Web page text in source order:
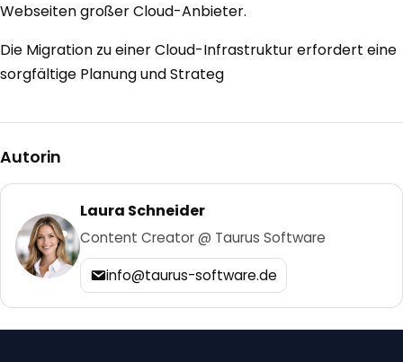
Webseiten großer Cloud-Anbieter.
Die Migration zu einer Cloud-Infrastruktur erfordert eine
sorgfältige Planung und Strateg
Autorin
Laura Schneider
Content Creator @ Taurus Software
info@taurus-software.de